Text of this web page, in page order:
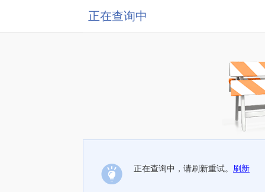
正在查询中
正在查询中，请刷新重试。 刷新